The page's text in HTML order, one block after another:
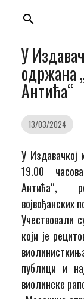
search
У
одржана
Антића“
13/03/2024
У Издавачкој
19.00
Антића“,
војвођанских
Учествовали
који је
публици и
виолинске